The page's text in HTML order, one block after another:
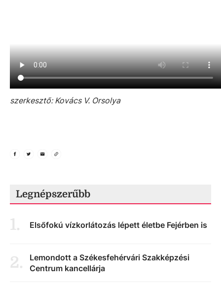
szerkesztő: Kovács V. Orsolya
Legnépszerűbb
1. Elsőfokú vízkorlátozás lépett életbe Fejérben is
2.
Lemondott a Székesfehérvári Szakképzési
Centrum kancellárja